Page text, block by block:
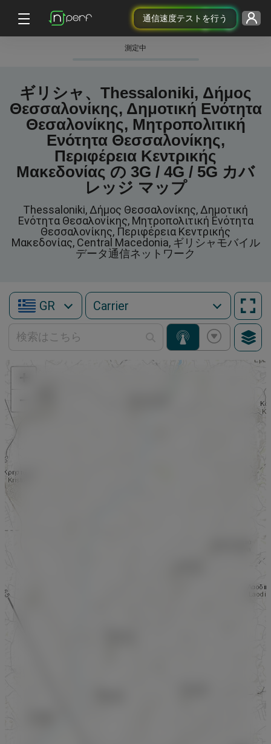
通信速度テストを行う
測定中
ギリシャ、Thessaloniki, Δήμος
Θεσσαλονίκης, Δημοτική Ενότητα
Θεσαλονίκης, Μητροπολιτική
Ενότητα Θεσσαλονίκης,
Περιφέρεια Κεντρικής
Μακεδονίας の 3G / 4G / 5G カバ
レッジ マップ
Thessaloniki, Δήμος Θεσσαλονίκης, Δημοτική
Ενότητα Θεσαλονίκης, Μητροπολιτική Ενότητα
Θεσσαλονίκης, Περιφέρεια Κεντρικής
Μακεδονίας, Central Macedonia, ギリシャモバイル
データ通信ネットワーク
GR